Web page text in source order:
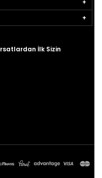
İlk Sizin